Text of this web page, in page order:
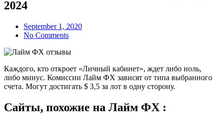
2024
September 1, 2020
No Comments
Каждого, кто откроет «Личный кабинет», ждет либо ноль,
либо минус. Комиссии Лайм ФХ зависят от типа выбранного
счета. Могут достигать $ 3,5 за лот в одну сторону.
Сайты, похожие на Лайм ФХ :